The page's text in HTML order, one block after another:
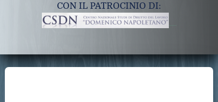
CON IL PATROCINIO DI: